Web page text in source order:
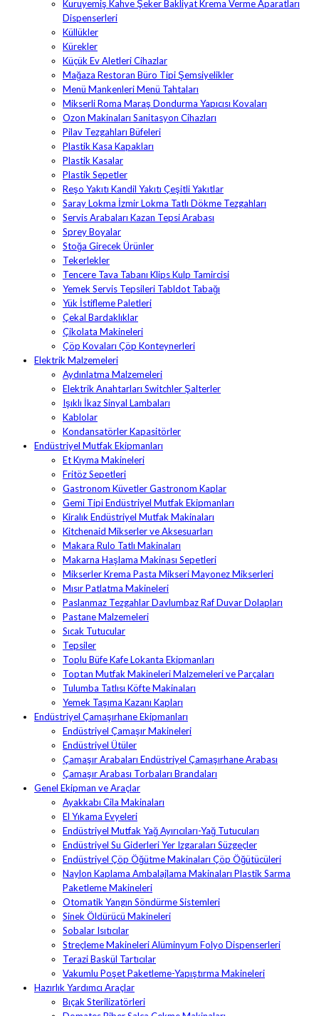
Kuruyemiş Kahve Şeker Bakliyat Krema Verme Aparatları
Dispenserleri
Küllükler
Kürekler
Küçük Ev Aletleri Cihazlar
Mağaza Restoran Büro Tipi Şemsiyelikler
Menü Mankenleri Menü Tahtaları
Mikserli Roma Maraş Dondurma Yapıcısı Kovaları
Ozon Makinaları Sanitasyon Cihazları
Pilav Tezgahları Büfeleri
Plastik Kasa Kapakları
Plastik Kasalar
Plastik Sepetler
Reşo Yakıtı Kandil Yakıtı Çeşitli Yakıtlar
Saray Lokma İzmir Lokma Tatlı Dökme Tezgahları
Servis Arabaları Kazan Tepsi Arabası
Sprey Boyalar
Stoğa Girecek Ürünler
Tekerlekler
Tencere Tava Tabanı Klips Kulp Tamircisi
Yemek Servis Tepsileri Tabldot Tabağı
Yük İstifleme Paletleri
Çekal Bardaklıklar
Çikolata Makineleri
Çöp Kovaları Çöp Konteynerleri
Elektrik Malzemeleri
Aydınlatma Malzemeleri
Elektrik Anahtarları Switchler Şalterler
Işıklı İkaz Sinyal Lambaları
Kablolar
Kondansatörler Kapasitörler
Endüstriyel Mutfak Ekipmanları
Et Kıyma Makineleri
Fritöz Sepetleri
Gastronom Küvetler Gastronom Kaplar
Gemi Tipi Endüstriyel Mutfak Ekipmanları
Kiralık Endüstriyel Mutfak Makinaları
Kitchenaid Mikserler ve Aksesuarları
Makara Rulo Tatlı Makinaları
Makarna Haşlama Makinası Sepetleri
Mikserler Krema Pasta Mikseri Mayonez Mikserleri
Mısır Patlatma Makineleri
Paslanmaz Tezgahlar Davlumbaz Raf Duvar Dolapları
Pastane Malzemeleri
Sıcak Tutucular
Tepsiler
Toplu Büfe Kafe Lokanta Ekipmanları
Toptan Mutfak Makineleri Malzemeleri ve Parçaları
Tulumba Tatlısı Köfte Makinaları
Yemek Taşıma Kazanı Kapları
Endüstriyel Çamaşırhane Ekipmanları
Endüstriyel Çamaşır Makineleri
Endüstriyel Ütüler
Çamaşır Arabaları Endüstriyel Çamaşırhane Arabası
Çamaşır Arabası Torbaları Brandaları
Genel Ekipman ve Araçlar
Ayakkabı Cila Makinaları
El Yıkama Evyeleri
Endüstriyel Mutfak Yağ Ayırıcıları-Yağ Tutucuları
Endüstriyel Su Giderleri Yer Izgaraları Süzgeçler
Endüstriyel Çöp Öğütme Makinaları Çöp Öğütücüleri
Naylon Kaplama Ambalajlama Makinaları Plastik Sarma
Paketleme Makineleri
Otomatik Yangın Söndürme Sistemleri
Sinek Öldürücü Makineleri
Sobalar Isıtıcılar
Streçleme Makineleri Alüminyum Folyo Dispenserleri
Terazi Baskül Tartıcılar
Vakumlu Poşet Paketleme-Yapıştırma Makineleri
Hazırlık Yardımcı Araçlar
Bıçak Sterilizatörleri